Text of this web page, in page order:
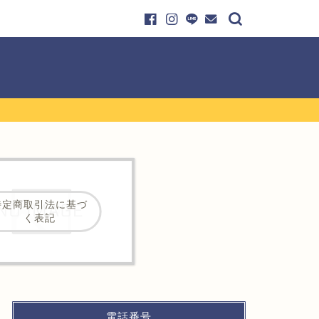
商取引法に基づ
く表記